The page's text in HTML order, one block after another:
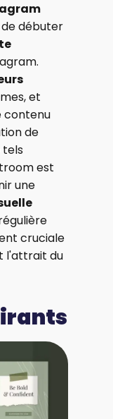
de débuter
et
contenu
de
tels
est
une
cruciale
l'attrait du